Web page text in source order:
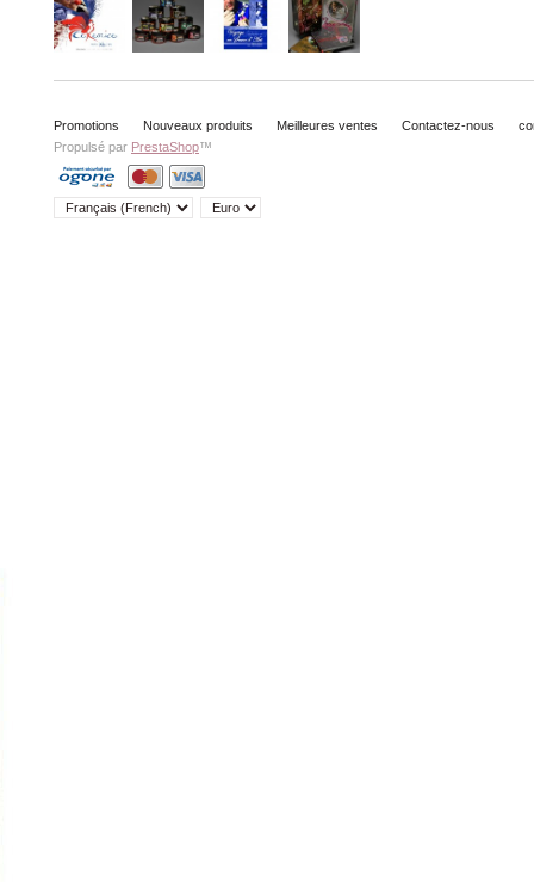
Promotions Nouveaux produits Meilleures ventes Contactez-nous
Propulsé par PrestaShop™